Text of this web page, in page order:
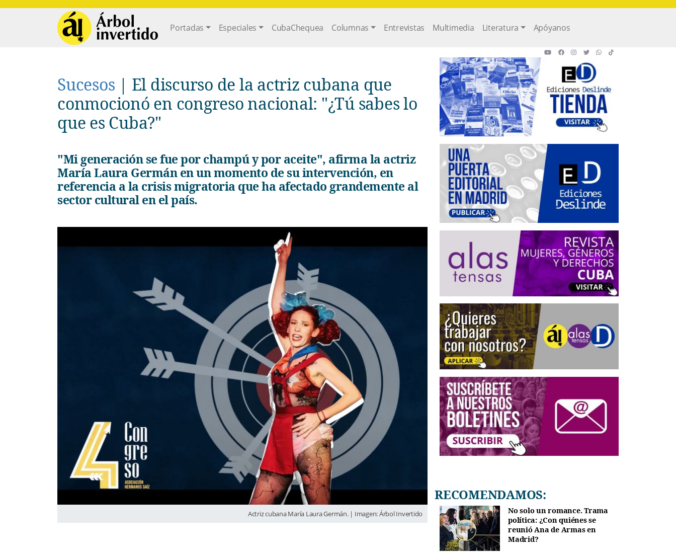
Main navigation
Portadas Especiales CubaChequea Columnas Entrevistas Multimedia Literatura Apóyanos
Sucesos | El discurso de la actriz cubana que
conmocionó en congreso nacional: "¿Tú sabes lo
que es Cuba?"
"Mi generación se fue por champú y por aceite", afirma la actriz
María Laura Germán en un momento de su intervención, en
referencia a la crisis migratoria que ha afectado grandemente al
sector cultural en el país.
Actriz cubana María Laura Germán. | Imagen: Árbol Invertido
RECOMENDAMOS:
No solo un romance. Trama
política: ¿Con quiénes se
reunió Ana de Armas en
Madrid?